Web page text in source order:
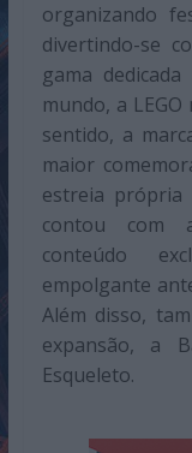
organizando
divertindo-se
gama
mundo, a
sentido, a
maior
estreia
contou com
conteúdo
empolgante
Além disso,
expansão, a
Esqueleto.